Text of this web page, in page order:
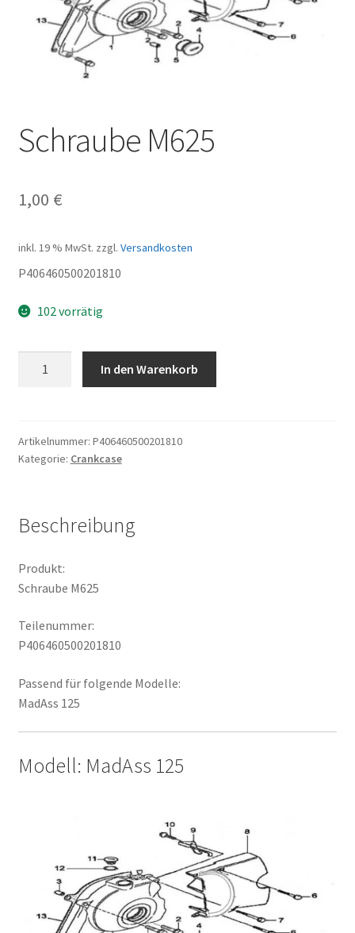
Schraube M625
1,00 €
inkl. 19 % MwSt. zzgl. Versandkosten
P406460500201810
102 vorrätig
In den Warenkorb
Artikelnummer: P406460500201810
Kategorie: Crankcase
Beschreibung
Produkt:
Schraube M625
Teilenummer:
P406460500201810
Passend für folgende Modelle:
MadAss 125
Modell: MadAss 125